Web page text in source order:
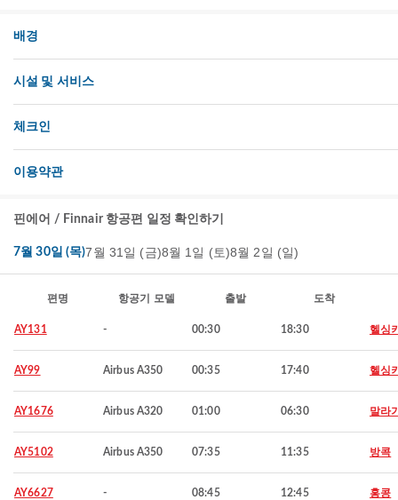
배경
시설 및 서비스
체크인
이용약관
핀에어 / Finnair 항공편 일정 확인하기
7월 30일 (목)7월 31일 (금)8월 1일 (토)8월 2일 (일)
편명 항공기 모델 출발 도착
AY131 - 00:30 18:30 헬싱
AY99 Airbus A350 00:35 17:40 헬싱
AY1676 Airbus A320 01:00 06:30 말라
AY5102 Airbus A350 07:35 11:35 방콕
AY6627 - 08:45 12:45 홍콩